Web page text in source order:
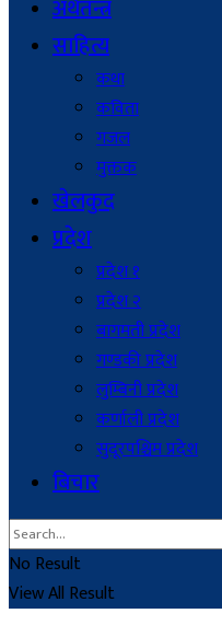
अर्थतन्त्र
साहित्य
कथा
कविता
गजल
मुक्तक
खेलकुद
प्रदेश
प्रदेश १
प्रदेश २
बागमती प्रदेश
गण्डकी प्रदेश
लुम्बिनी प्रदेश
कर्णाली प्रदेश
सुदूरपश्चिम प्रदेश
बिचार
No Result
View All Result